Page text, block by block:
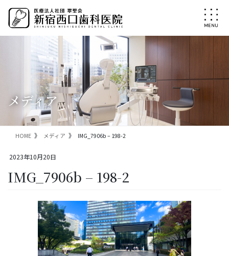
ン
ー
メディア
HOME メディア IMG_7906b – 198-2
2023年10月20日
IMG_7906b – 198-2